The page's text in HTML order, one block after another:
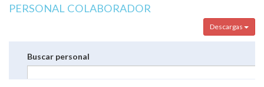
PERSONAL COLABORADOR
Descargas
Buscar personal